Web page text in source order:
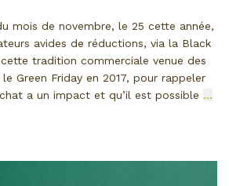
mois de novembre, le 25 cette année,
avides de réductions, via la Black
tradition commerciale venue des
Green Friday en 2017, pour rappeler
a un impact et qu’il est possible …